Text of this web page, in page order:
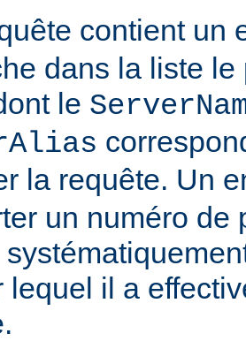
contient un
dans la liste
le
la requête. Un
un numéro de
lequel il a